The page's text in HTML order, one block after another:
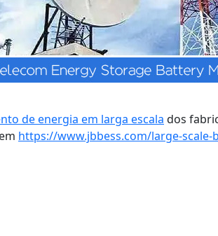
de energia em larga escala dos
https://www.jbbess.com/large-